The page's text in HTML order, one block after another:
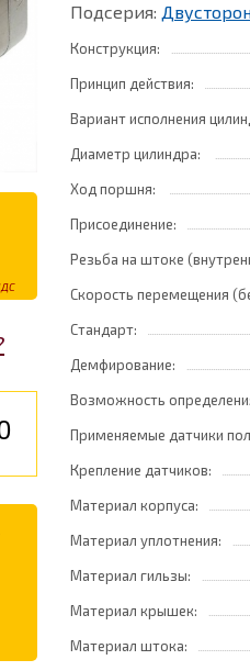
Подсерия:
Конструкция:
Принцип действия:
Вариант исполнения
Диаметр цилиндра:
Ход поршня:
Присоединение:
Резьба на штоке
Скорость перемещения
Стандарт:
Демфирование:
Возможность
Применяемые датчики
Крепление датчиков:
Материал корпуса:
Материал уплотнения:
Материал гильзы:
Материал крышек:
Материал штока: